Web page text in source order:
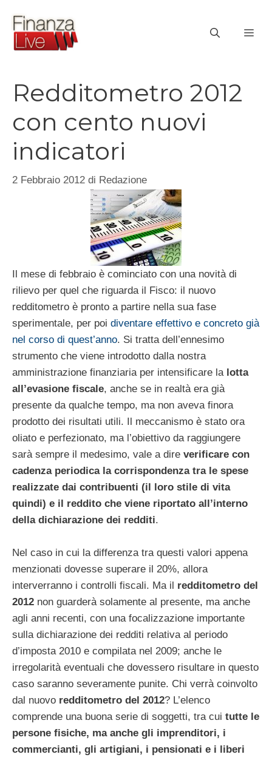
contenuto
Redditometro 2012
con cento nuovi
indicatori
2 Febbraio 2012 di Redazione
Il mese di febbraio è cominciato con una novità di
rilievo per quel che riguarda il Fisco: il nuovo
redditometro è pronto a partire nella sua fase
sperimentale, per poi diventare effettivo e concreto già
nel corso di quest’anno. Si tratta dell’ennesimo
strumento che viene introdotto dalla nostra
amministrazione finanziaria per intensificare la lotta
all’evasione fiscale, anche se in realtà era già
presente da qualche tempo, ma non aveva finora
prodotto dei risultati utili. Il meccanismo è stato ora
oliato e perfezionato, ma l’obiettivo da raggiungere
sarà sempre il medesimo, vale a dire verificare con
cadenza periodica la corrispondenza tra le spese
realizzate dai contribuenti (il loro stile di vita
quindi) e il reddito che viene riportato all’interno
della dichiarazione dei redditi.
Nel caso in cui la differenza tra questi valori appena
menzionati dovesse superare il 20%, allora
interverranno i controlli fiscali. Ma il redditometro del
2012 non guarderà solamente al presente, ma anche
agli anni recenti, con una focalizzazione importante
sulla dichiarazione dei redditi relativa al periodo
d’imposta 2010 e compilata nel 2009; anche le
irregolarità eventuali che dovessero risultare in questo
caso saranno severamente punite. Chi verrà coinvolto
dal nuovo redditometro del 2012? L’elenco
comprende una buona serie di soggetti, tra cui tutte le
persone fisiche, ma anche gli imprenditori, i
commercianti, gli artigiani, i pensionati e i liberi